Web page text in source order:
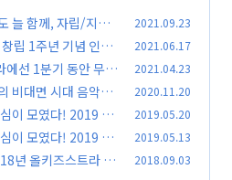
늘 함께, 자립/지역
2021.09.23
립 1주년 기념 인터
2021.06.17
선 1분기 동안 무슨
2021.04.23
비대면 시대 음악교
사 온라인 수업 평
2020.11.20
이 모였다! 2019 음
]
(0)
2019.05.20
이 모였다! 2019 음
룹]
(0)
2019.05.13
년 올키즈스트라 상
2018.09.03